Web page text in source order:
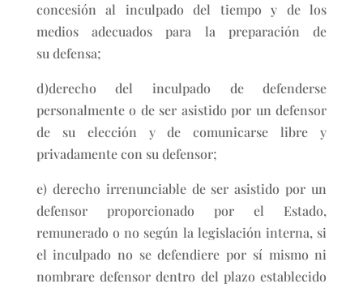
concesión al inculpado del tiempo y de los
medios adecuados para la preparación de
su defensa;
d)derecho del inculpado de defenderse
personalmente o de ser asistido por un defensor
de su elección y de comunicarse libre y
privadamente con su defensor;
e) derecho irrenunciable de ser asistido por un
defensor proporcionado por el Estado,
remunerado o no según la legislación interna, si
el inculpado no se defendiere por sí mismo ni
nombrare defensor dentro del plazo establecido